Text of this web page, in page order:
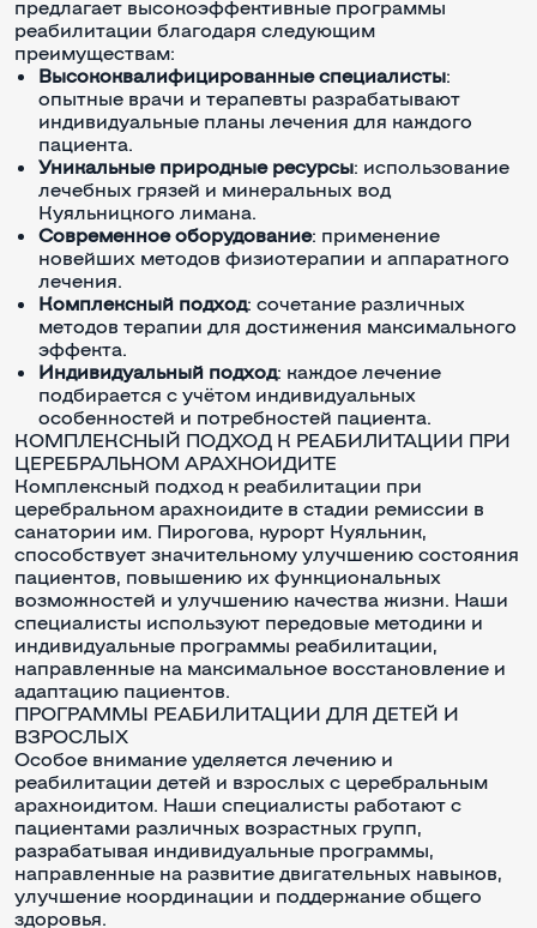
предлагает высокоэффективные программы
реабилитации благодаря следующим
преимуществам:
Высококвалифицированные специалисты:
опытные врачи и терапевты разрабатывают
индивидуальные планы лечения для каждого
пациента.
Уникальные природные ресурсы: использование
лечебных грязей и минеральных вод
Куяльницкого лимана.
Современное оборудование: применение
новейших методов физиотерапии и аппаратного
лечения.
Комплексный подход: сочетание различных
методов терапии для достижения максимального
эффекта.
Индивидуальный подход: каждое лечение
подбирается с учётом индивидуальных
особенностей и потребностей пациента.
КОМПЛЕКСНЫЙ ПОДХОД К РЕАБИЛИТАЦИИ ПРИ
ЦЕРЕБРАЛЬНОМ АРАХНОИДИТЕ
Комплексный подход к реабилитации при
церебральном арахноидите в стадии ремиссии в
санатории им. Пирогова, курорт Куяльник,
способствует значительному улучшению состояния
пациентов, повышению их функциональных
возможностей и улучшению качества жизни. Наши
специалисты используют передовые методики и
индивидуальные программы реабилитации,
направленные на максимальное восстановление и
адаптацию пациентов.
ПРОГРАММЫ РЕАБИЛИТАЦИИ ДЛЯ ДЕТЕЙ И
ВЗРОСЛЫХ
Особое внимание уделяется лечению и
реабилитации детей и взрослых с церебральным
арахноидитом. Наши специалисты работают с
пациентами различных возрастных групп,
разрабатывая индивидуальные программы,
направленные на развитие двигательных навыков,
улучшение координации и поддержание общего
здоровья.